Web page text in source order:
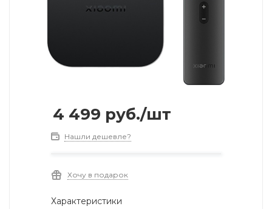
4 499 руб./шт
Нашли дешевле?
Хочу в подарок
Характеристики